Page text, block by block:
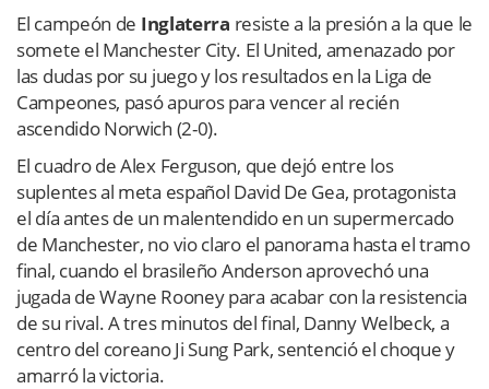
El campeón de Inglaterra resiste a la presión a la que le
somete el Manchester City. El United, amenazado por
las dudas por su juego y los resultados en la Liga de
Campeones, pasó apuros para vencer al recién
ascendido Norwich (2-0).
El cuadro de Alex Ferguson, que dejó entre los
suplentes al meta español David De Gea, protagonista
el día antes de un malentendido en un supermercado
de Manchester, no vio claro el panorama hasta el tramo
final, cuando el brasileño Anderson aprovechó una
jugada de Wayne Rooney para acabar con la resistencia
de su rival. A tres minutos del final, Danny Welbeck, a
centro del coreano Ji Sung Park, sentenció el choque y
amarró la victoria.